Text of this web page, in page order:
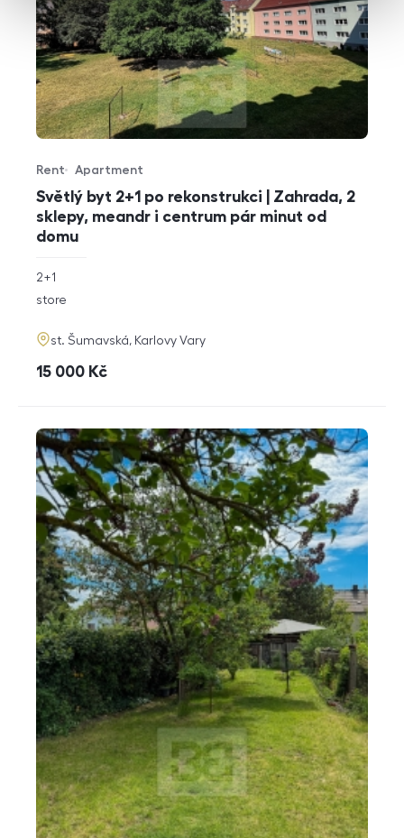
Světlý byt 2+1 po rekonstrukci | Zahrada, 2
sklepy, meandr i centrum pár minut od
domu
Offer type
Rent
Property type
Apartment
rozměry
2+1
funkce
store
adresa
st. Šumavská, Karlovy Vary
cena
15 000 Kč